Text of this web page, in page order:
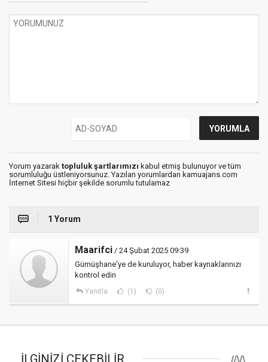
Yorum yazarak topluluk şartlarımızı kabul etmiş bulunuyor ve tüm
sorumluluğu üstleniyorsunuz. Yazılan yorumlardan kamuajans.com
İnternet Sitesi hiçbir şekilde sorumlu tutulamaz
1 Yorum
Maarifci / 24 Şubat 2025 09:39
Gümüşhane'ye de kuruluyor, haber kaynaklarınızı
kontrol edin
Yanıtla (1) (0)